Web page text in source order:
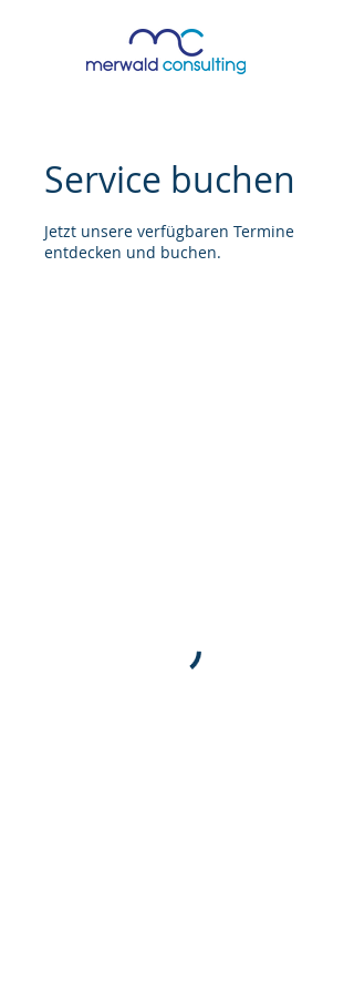
Service buchen
Jetzt unsere verfügbaren Termine
entdecken und buchen.